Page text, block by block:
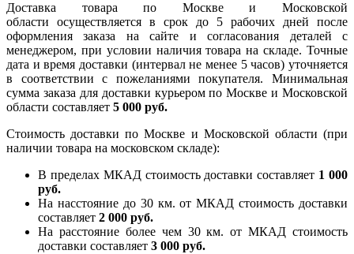
Доставка товара по Москве и Московской
области осуществляется в срок до 5 рабочих дней после
оформления заказа на сайте и согласования деталей с
менеджером, при условии наличия товара на складе. Точные
дата и время доставки (интервал не менее 5 часов) уточняется
в соответствии с пожеланиями покупателя. Минимальная
сумма заказа для доставки курьером по Москве и Московской
области составляет 5 000 руб.
Стоимость доставки по Москве и Московской области (при
наличии товара на московском складе):
В пределах МКАД стоимость доставки составляет 1 000
руб.
На насcтояние до 30 км. от МКАД стоимость доставки
составляет 2 000 руб.
На расстояние более чем 30 км. от МКАД стоимость
доставки составляет 3 000 руб.